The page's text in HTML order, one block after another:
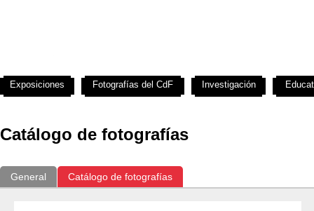
Catálogo de fotografías
General Catálogo de fotografías
Exposiciones Fotografías del CdF Investigación